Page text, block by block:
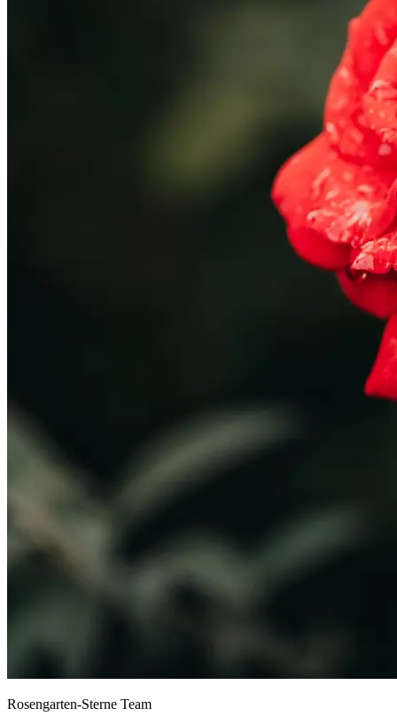
Rosengarten-Sterne Team